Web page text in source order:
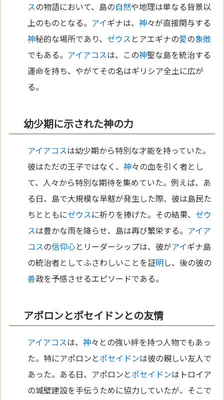
スの物語において、島の自然や地理は単なる背景以
上のものとなる。 アイギナは、神々が直接関与する
神秘的な場所であり、 ゼウスとアエギナの愛の象徴
でもある。 アイアコスは、この神聖な島を統治する
運命を持ち、やがてその名はギリシア全土に広が
る。
幼少期に示された神の力
アイアコスは幼少期から特別な才能を持っていた。
彼はただの王子ではなく、神々の血を引く者とし
て、人々から特別な期待を集めていた。例えば、あ
る日、島で大規模な旱魃が発生した際、彼は島民た
ちとともにゼウスに祈りを捧げた。その結果、 ゼウ
スは豊かな雨を降らせ、島は再び繁栄する。 アイア
コスの信仰心とリーダーシップは、彼がアイギナ島
の統治者としてふさわしいことを証明し、後の彼の
善政を予感させるエピソードである。
アポロンとポセイドンとの友情
アイアコスは、神々との強い絆を持つ人物でもあっ
た。特にアポロンとポセイドンは彼の親しい友人で
あった。ある日、アポロンとポセイドンはトロイア
の城壁建設を手伝うために協力していたが、そこで